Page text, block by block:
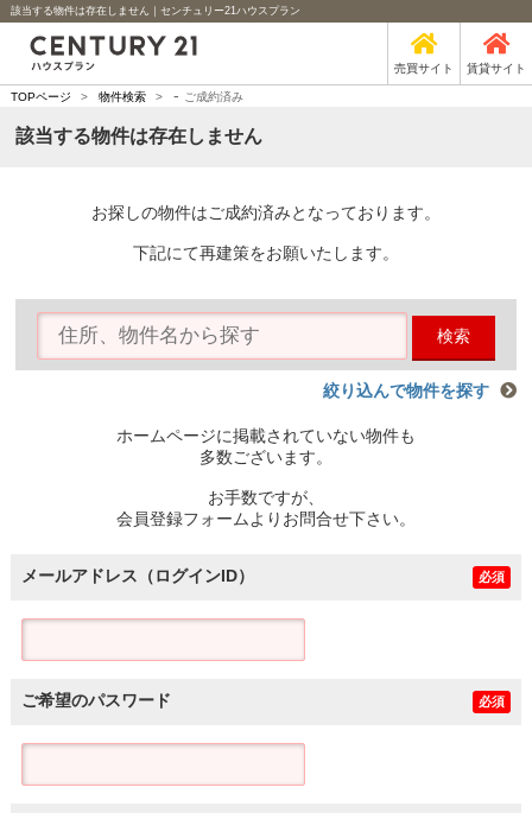
該当する物件は存在しません｜センチュリー21ハウスプラン
売買サイト 賃貸サイト
TOPページ > 物件検索 > - ご成約済み
該当する物件は存在しません
お探しの物件はご成約済みとなっております。
下記にて再建策をお願いたします。
検索
絞り込んで物件を探す
ホームページに掲載されていない物件も
多数ございます。
お手数ですが、
会員登録フォームよりお問合せ下さい。
メールアドレス（ログインID） 必須
ご希望のパスワード 必須